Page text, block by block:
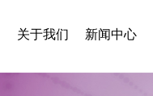
关于我们 新闻中心